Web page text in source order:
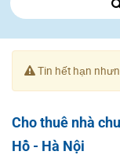
Tin hết hạn
Cho thuê nhà
Hồ - Hà Nội